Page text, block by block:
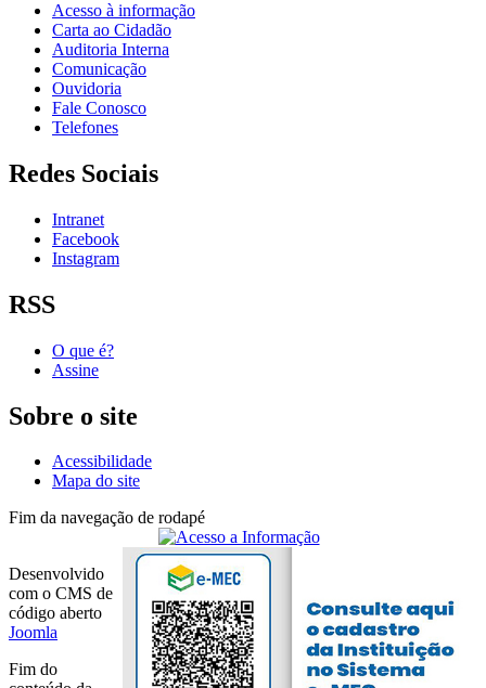
Acesso à informação
Carta ao Cidadão
Auditoria Interna
Comunicação
Ouvidoria
Fale Conosco
Telefones
Redes Sociais
Intranet
Facebook
Instagram
RSS
O que é?
Assine
Sobre o site
Acessibilidade
Mapa do site
Fim da navegação de rodapé
Desenvolvido
com o CMS de
código aberto
Joomla
Fim do